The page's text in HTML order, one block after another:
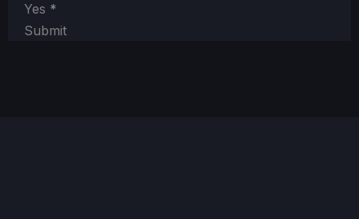
Yes *
Submit